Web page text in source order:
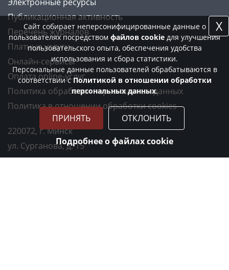
Публикационная активность
Перечень журналов
Платные услуги
Онлайн-сервисы
Оплата online-услуг
Политика обработки персональных данных
Политика в отношении обработки cookies
220072, г. Минск
ул. Сурганова, д. 15
ст. м. "Академия наук"
Сайт собирает неперсонифицированные данные о
пользователях посредством файлов cookie для улучшения
пользовательского опыта, обеспечения удобства
использования и сбора статистики.
Персональные данные пользователей обрабатываются в
соответствии сПолитикой в отношении обработки
персональных данных.
ПРИНЯТЬ ОТКЛОНИТЬ
Подробнее о файлах cookie
X